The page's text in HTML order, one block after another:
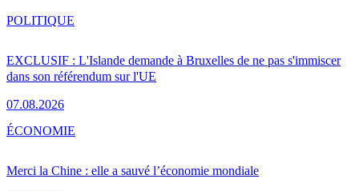
EXCLUSIF : L'Islande demande à Bruxelles de ne pas s'immiscer
dans son référendum sur l'UE
07.08.2026
POLITIQUE
Merci la Chine : elle a sauvé l’économie mondiale
ÉCONOMIE